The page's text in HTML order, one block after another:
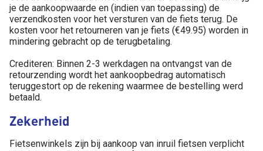
je de aankoopwaarde en (indien van toepassing) de
verzendkosten voor het versturen van de fiets terug. De
kosten voor het retourneren van je fiets (€49.95) worden in
mindering gebracht op de terugbetaling.
Crediteren: Binnen 2-3 werkdagen na ontvangst van de
retourzending wordt het aankoopbedrag automatisch
teruggestort op de rekening waarmee de bestelling werd
betaald.
Zekerheid
Fietsenwinkels zijn bij aankoop van inruil fietsen verplicht